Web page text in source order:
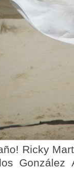
Ricky
González